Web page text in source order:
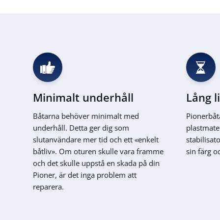
Minimalt underhåll
Båtarna behöver minimalt med
underhåll. Detta ger dig som
slutanvändare mer tid och ett «enkelt
båtliv». Om oturen skulle vara framme
och det skulle uppstå en skada på din
Pioner, är det inga problem att
reparera.
Lång
sin färg